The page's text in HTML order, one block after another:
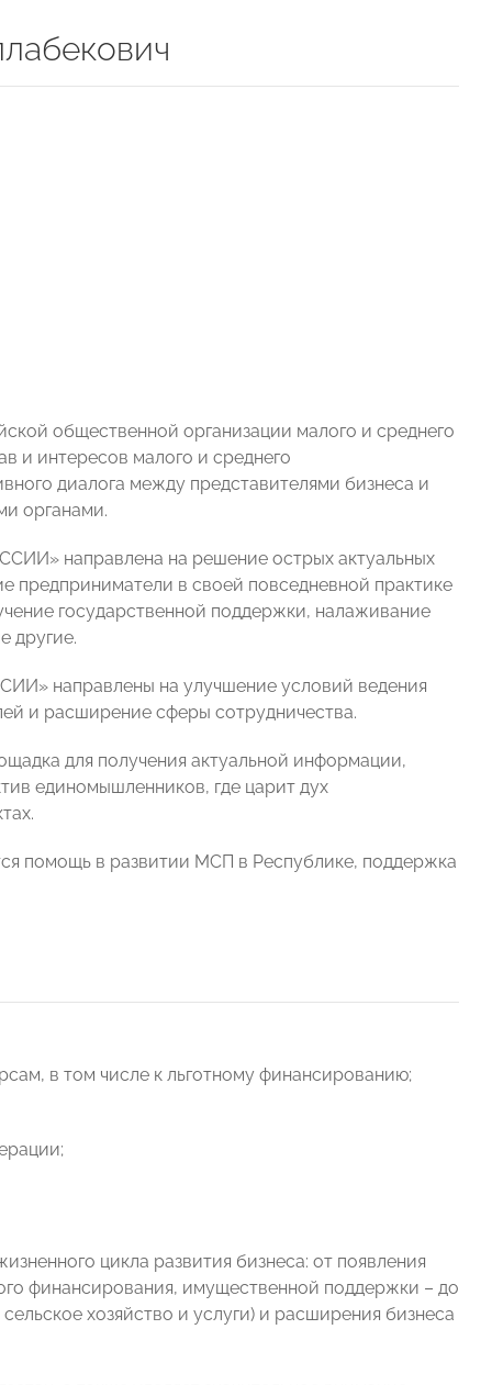
общественной организации малого и среднего
и интересов малого и среднего
диалога между представителями бизнеса и
органами.
направлена на решение острых актуальных
предприниматели в своей повседневной практике
государственной поддержки, налаживание
другие.
направлены на улучшение условий ведения
и расширение сферы сотрудничества.
для получения актуальной информации,
единомышленников, где царит дух
помощь в развитии МСП в Республике, поддержка
в том числе к льготному финансированию;
цикла развития бизнеса: от появления
финансирования, имущественной поддержки – до
хозяйство и услуги) и расширения бизнеса